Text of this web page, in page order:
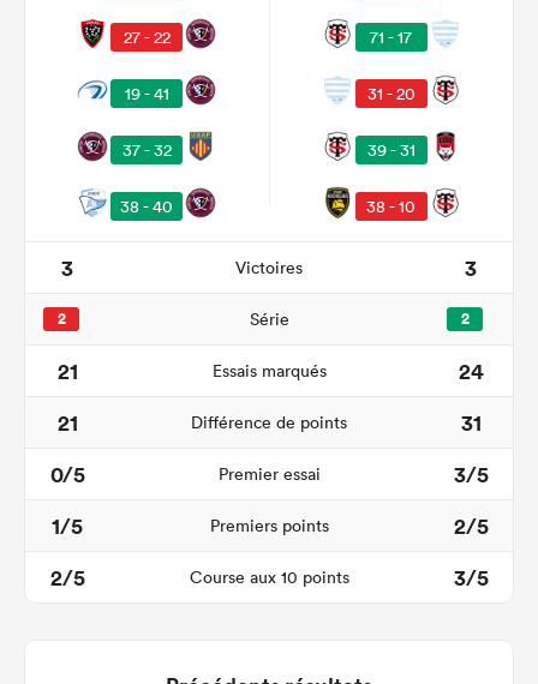
27 - 22
19 - 41
37 - 32
38 - 40
71 - 17
31 - 20
39 - 31
38 - 10
3 Victoires 3
2 Série 2
21 Essais marqués
24
21
Différence de points
31
0/5
Premier essai
3/5
1/5
Premiers points
2/5
2/5
Course aux 10 points 3/5